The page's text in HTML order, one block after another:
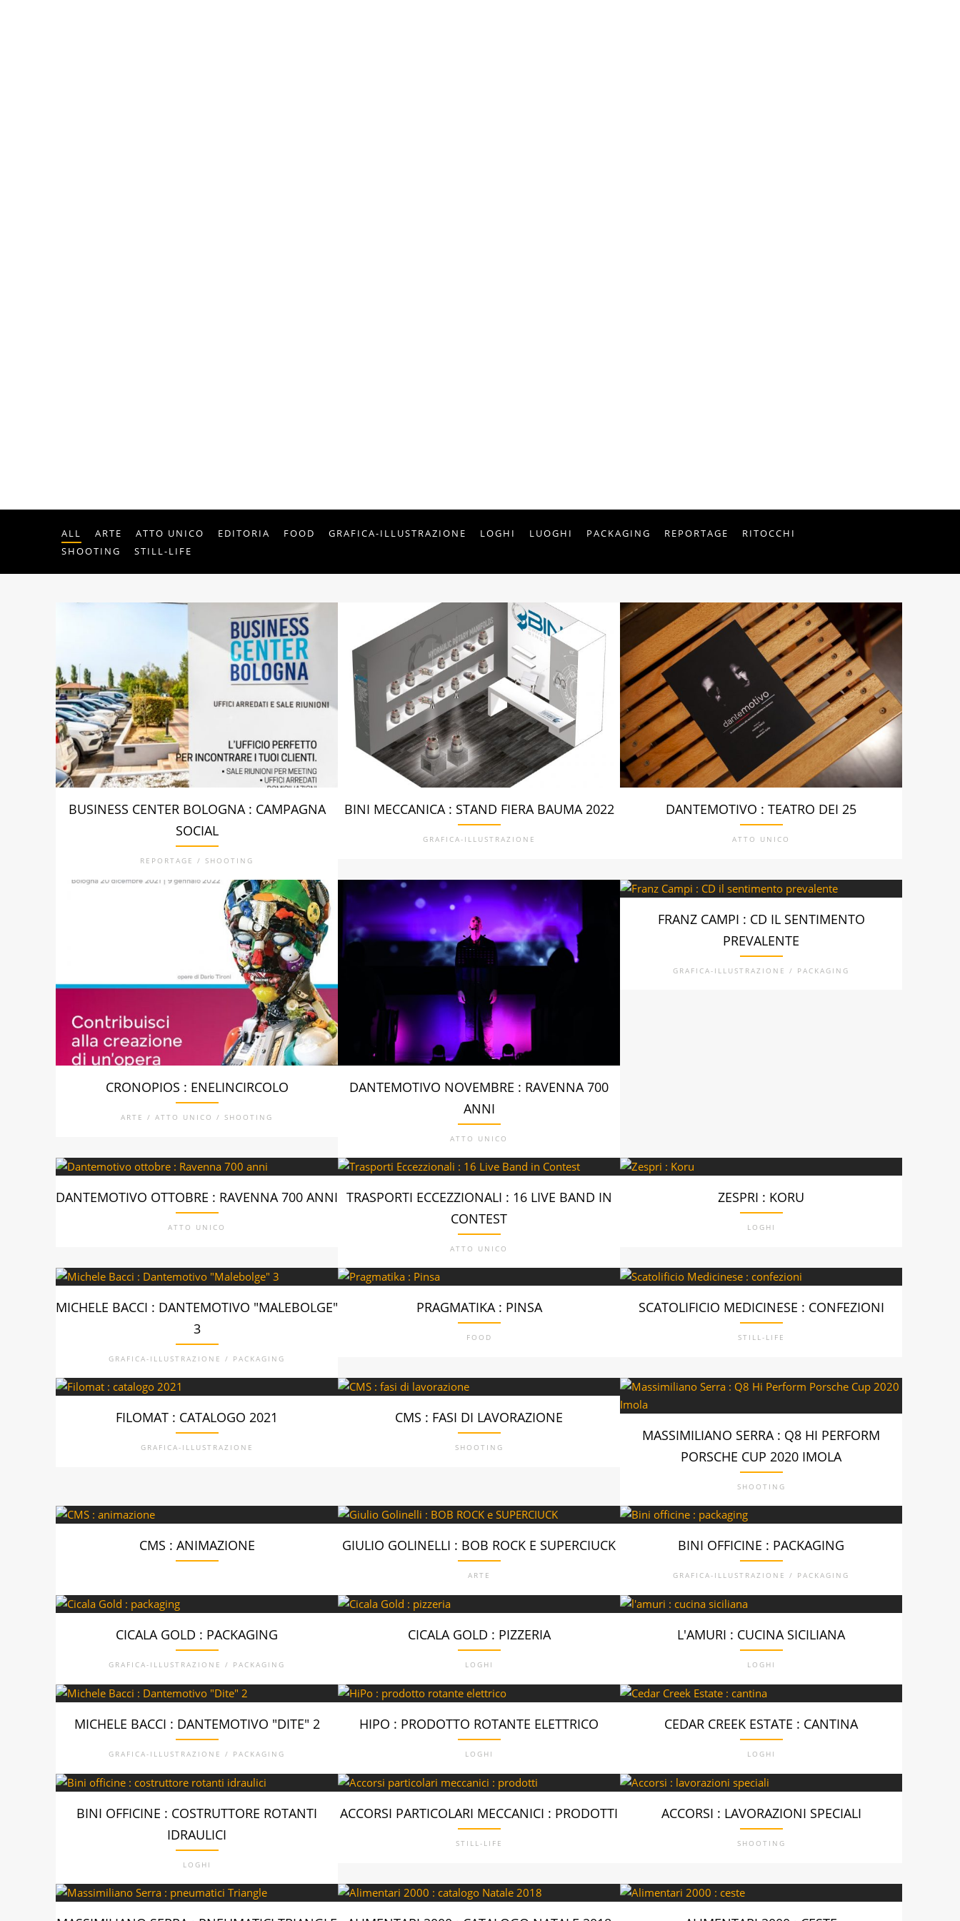
ALL ARTE ATTO UNICO EDITORIA FOOD GRAFICA-ILLUSTRAZIONE LOGHI LUOGHI PACKAGING REPORTAGE
RITOCCHI
SHOOTING
STILL-LIFE
BUSINESS CENTER BOLOGNA : CAMPAGNA
SOCIAL
REPORTAGE / SHOOTING
BINI MECCANICA : STAND FIERA BAUMA 2022
GRAFICA-ILLUSTRAZIONE
DANTEMOTIVO : TEATRO DEI 25
ATTO UNICO
CRONOPIOS : ENELINCIRCOLO
ARTE / ATTO UNICO / SHOOTING
DANTEMOTIVO NOVEMBRE : RAVENNA 700
ANNI
ATTO UNICO
FRANZ CAMPI : CD IL SENTIMENTO
PREVALENTE
GRAFICA-ILLUSTRAZIONE / PACKAGING
DANTEMOTIVO OTTOBRE : RAVENNA 700 ANNI
ATTO UNICO
TRASPORTI ECCEZZIONALI : 16 LIVE BAND IN
CONTEST
ATTO UNICO
ZESPRI : KORU
LOGHI
MICHELE BACCI : DANTEMOTIVO "MALEBOLGE"
3
GRAFICA-ILLUSTRAZIONE / PACKAGING
PRAGMATIKA : PINSA
FOOD
SCATOLIFICIO MEDICINESE : CONFEZIONI
STILL-LIFE
FILOMAT : CATALOGO 2021
GRAFICA-ILLUSTRAZIONE
CMS : FASI DI LAVORAZIONE
SHOOTING
MASSIMILIANO SERRA : Q8 HI PERFORM
PORSCHE CUP 2020 IMOLA
SHOOTING
CMS : ANIMAZIONE GIULIO GOLINELLI : BOB ROCK E SUPERCIUCK
ARTE
BINI OFFICINE : PACKAGING
GRAFICA-ILLUSTRAZIONE / PACKAGING
CICALA GOLD : PACKAGING
GRAFICA-ILLUSTRAZIONE / PACKAGING
CICALA GOLD : PIZZERIA
LOGHI
L'AMURI : CUCINA SICILIANA
LOGHI
MICHELE BACCI : DANTEMOTIVO "DITE" 2
GRAFICA-ILLUSTRAZIONE / PACKAGING
HIPO : PRODOTTO ROTANTE ELETTRICO
LOGHI
CEDAR CREEK ESTATE : CANTINA
LOGHI
BINI OFFICINE : COSTRUTTORE ROTANTI
IDRAULICI
LOGHI
ACCORSI PARTICOLARI MECCANICI : PRODOTTI
STILL-LIFE
ACCORSI : LAVORAZIONI SPECIALI
SHOOTING